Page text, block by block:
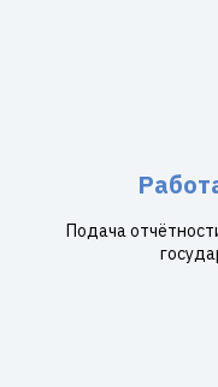
Подача